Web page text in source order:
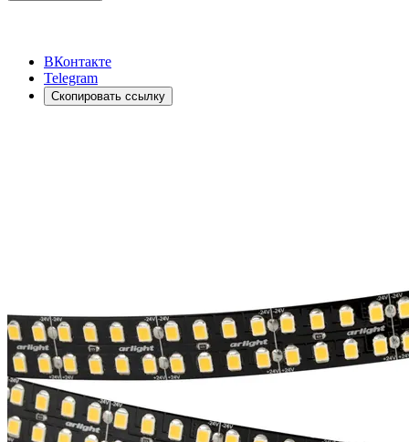
ВКонтакте
Telegram
Скопировать ссылку